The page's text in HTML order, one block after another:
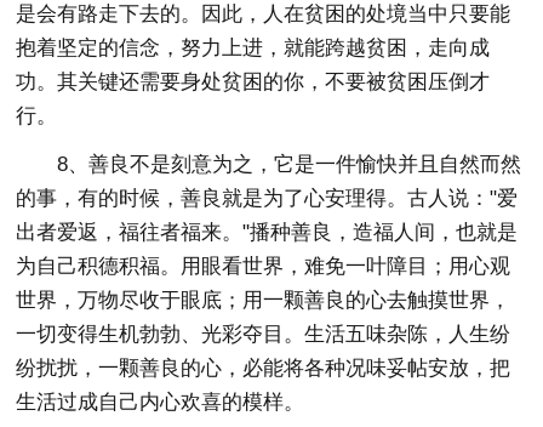
是会有路走下去的。因此，人在贫困的处境当中只要能
抱着坚定的信念，努力上进，就能跨越贫困，走向成
功。其关键还需要身处贫困的你，不要被贫困压倒才
行。
8、善良不是刻意为之，它是一件愉快并且自然而然
的事，有的时候，善良就是为了心安理得。古人说："爱
出者爱返，福往者福来。"播种善良，造福人间，也就是
为自己积德积福。用眼看世界，难免一叶障目；用心观
世界，万物尽收于眼底；用一颗善良的心去触摸世界，
一切变得生机勃勃、光彩夺目。生活五味杂陈，人生纷
纷扰扰，一颗善良的心，必能将各种况味妥帖安放，把
生活过成自己内心欢喜的模样。